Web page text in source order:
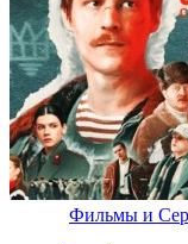
Фильмы и